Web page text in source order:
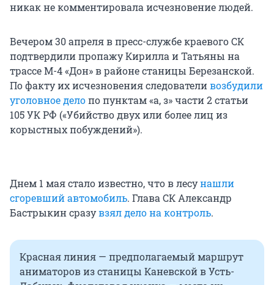
никак не комментировала исчезновение людей.
Вечером 30 апреля в пресс-службе краевого СК
подтвердили пропажу Кирилла и Татьяны на
трассе М-4 «Дон» в районе станицы Березанской.
По факту их исчезновения следователивозбудили
уголовное делопо пунктам «а, з» части 2 статьи
105 УК РФ («Убийство двух или более лиц из
корыстных побуждений»).
Днем 1 мая стало известно, что в лесунашли
сгоревший автомобиль. Глава СК Александр
Бастрыкин сразувзял дело на контроль.
Красная линия — предполагаемый маршрут
аниматоров из станицы Каневской в Усть-